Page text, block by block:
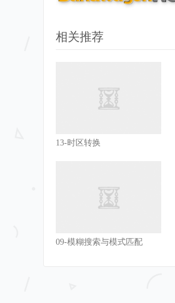
相关推荐
13-时区转换
09-模糊搜索与模式匹配